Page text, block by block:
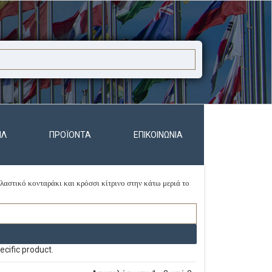
ΠΡΟΪΌΝΤΑ ΕΠΙΚΟΙΝΩΝΊΑ
κονταράκι και κρόσσι κίτρινο στην κάτω μεριά το
product.